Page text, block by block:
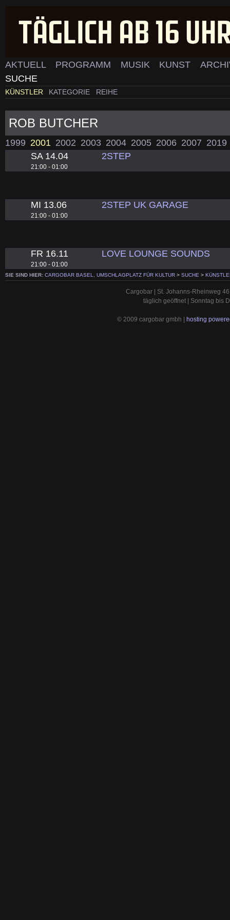
AKTUELL PROGRAMM MUSIK KUNST
SUCHE
KÜNSTLER KATEGORIE REIHE
ROB BUTCHER
1999 2001 2002 2003 2004 2005 2006 2007 2019
SA 14.04
21:00 - 01:00
2STEP
MI 13.06
21:00 - 01:00
2STEP UK GARAGE
FR 16.11
21:00 - 01:00
LOVE LOUNGE SOUNDS
SIE SIND HIER: CARGOBAR BASEL, UMSCHLAGPLATZ FÜR KULTUR > SUCHE >
Cargobar | St. Johanns-Rheinweg
täglich geöffnet | Sonntag bis
© 2009 cargobar gmbh | hosting